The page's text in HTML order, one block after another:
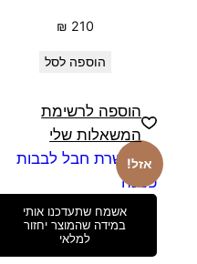
₪ 210
הוספה לסל
הוספה לרשימת
המשאלות שלי
אזל!
אשמח שתעדכנו אותי
במידה שהמוצר יחזור
למלאי